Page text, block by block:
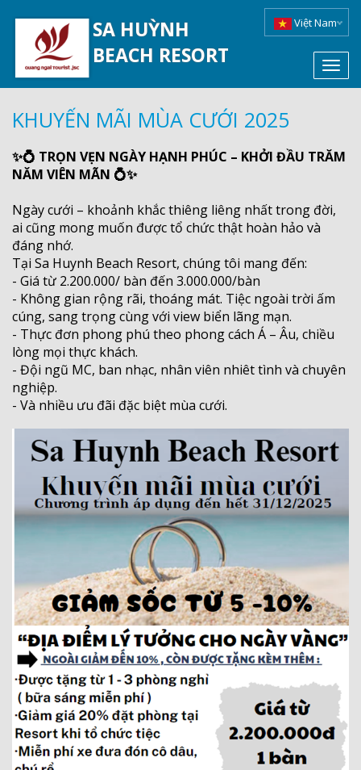
SA HUỲNH
BEACH RESORT
Việt Nam
KHUYẾN MÃI MÙA CƯỚI 2025
✨💍 TRỌN VẸN NGÀY HẠNH PHÚC – KHỞI ĐẦU TRĂM
NĂM VIÊN MÃN 💍✨
Ngày cưới – khoảnh khắc thiêng liêng nhất trong đời,
ai cũng mong muốn được tổ chức thật hoàn hảo và
đáng nhớ.
Tại Sa Huynh Beach Resort, chúng tôi mang đến:
- Giá từ 2.200.000/ bàn đến 3.000.000/bàn
- Không gian rộng rãi, thoáng mát. Tiệc ngoài trời ấm
cúng, sang trọng cùng với view biển lãng mạn.
- Thực đơn phong phú theo phong cách Á – Âu, chiều
lòng mọi thực khách.
- Đội ngũ MC, ban nhạc, nhân viên nhiêt tình và chuyên
nghiệp.
- Và nhiều ưu đãi đặc biệt mùa cưới.